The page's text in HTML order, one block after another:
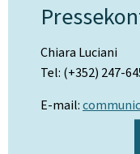
Chiara Luciani
Tel: (+352) 247-
E-mail: